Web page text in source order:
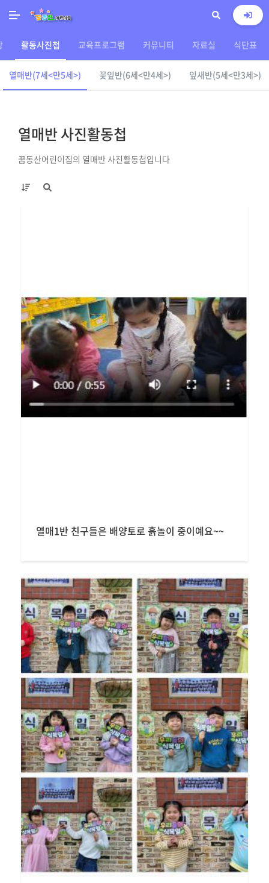
활동사진첩 교육프로그램 커뮤니티 자료실 식단표
열매반(7세<만5세>) 꽃잎반(6세<만4세>) 잎새반(5세<만3세>)
열매반 사진활동첩
꿈동산어린이집의 열매반 사진활동첩입니다
열매1반 친구들은 배양토로 흙놀이 중이예요~~